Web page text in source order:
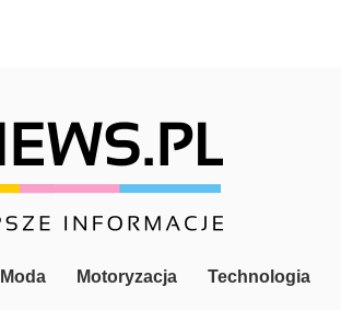
Moda Motoryzacja Technologia